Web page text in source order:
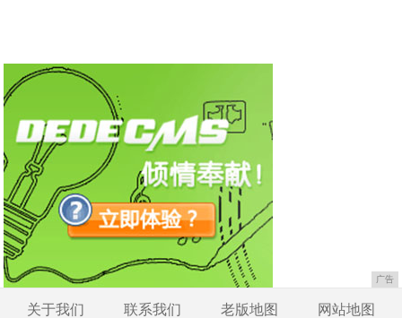
广告
关于我们 联系我们 老版地图 网站地图